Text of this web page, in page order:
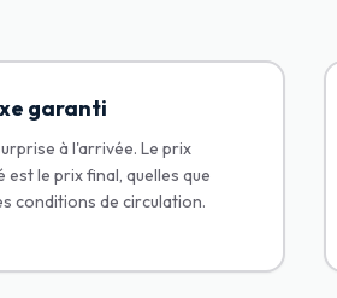
garanti
à l'arrivée. Le prix
est le prix final, quelles que
conditions de circulation.